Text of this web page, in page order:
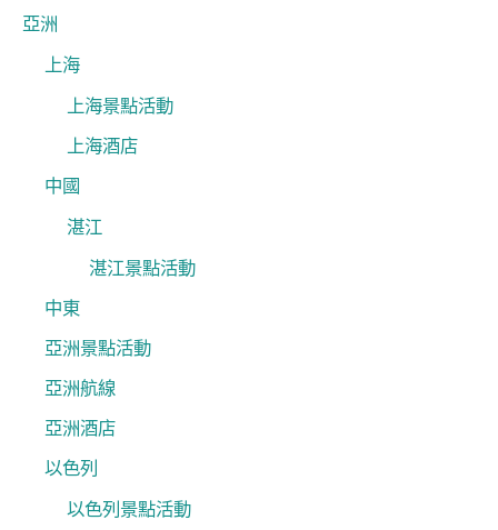
字
亞洲
上海
上海景點活動
上海酒店
中國
湛江
湛江景點活動
中東
亞洲景點活動
亞洲航線
亞洲酒店
以色列
以色列景點活動